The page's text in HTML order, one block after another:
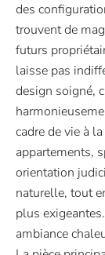
des
trouvent de
futurs
laisse pas
design soigné,
cadre de vie à
appartements,
orientation
naturelle, tout
plus
ambiance